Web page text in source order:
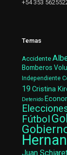
+54 353
Temas
Accidente
Bomberos
Independiente
19 Cristina
Detenido
Fútbol
Juan